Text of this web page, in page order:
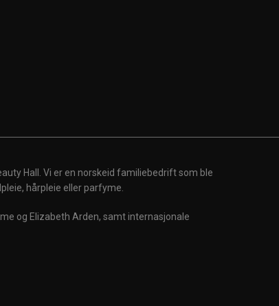
Hall. Vi er en norskeid familiebedrift som ble
hårpleie eller parfyme.
og Elizabeth Arden, samt internasjonale